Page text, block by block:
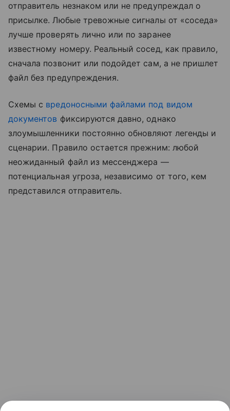
отправитель незнаком или не предупреждал о
присылке. Любые тревожные сигналы от «соседа»
лучше проверять лично или по заранее
известному номеру. Реальный сосед, как правило,
сначала позвонит или подойдет сам, а не пришлет
файл без предупреждения.
Схемы с вредоносными файлами под видом
документов фиксируются давно, однако
злоумышленники постоянно обновляют легенды и
сценарии. Правило остается прежним: любой
неожиданный файл из мессенджера —
потенциальная угроза, независимо от того, кем
представился отправитель.